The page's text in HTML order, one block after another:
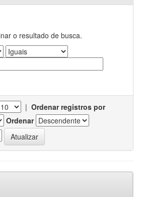
o resultado de busca.
| Ordenar registros por
Ordenar